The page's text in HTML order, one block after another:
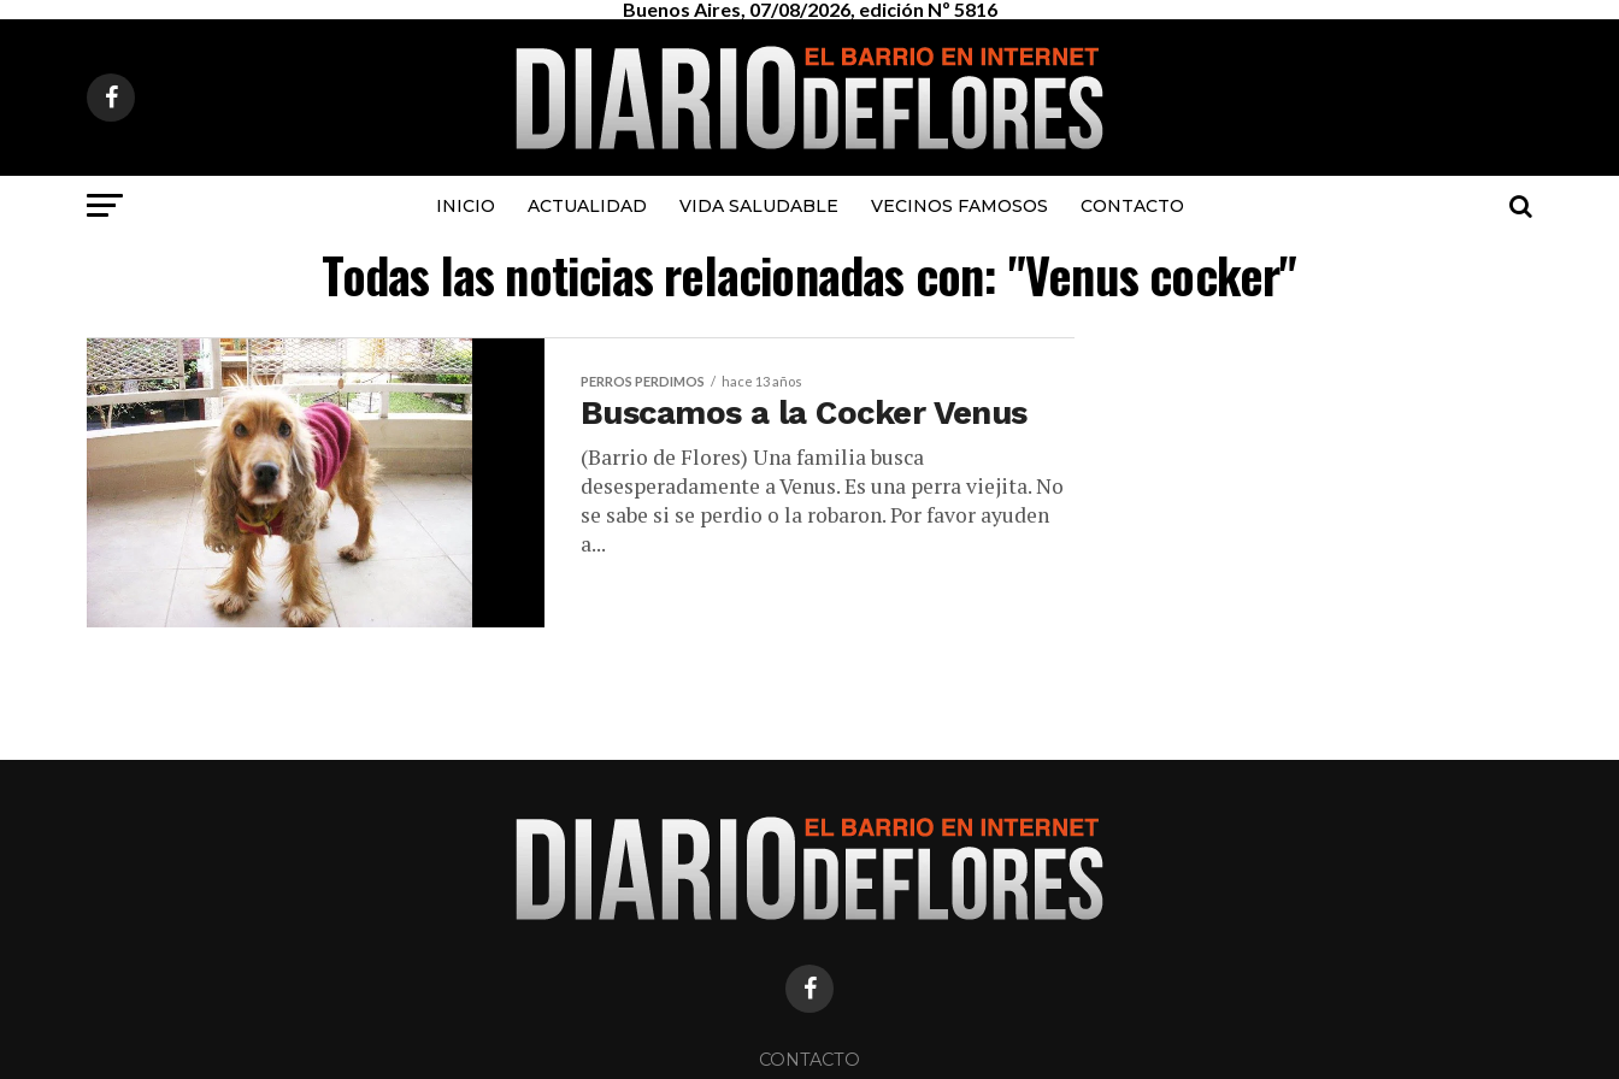
Buenos Aires, 07/08/2026, edición Nº 5816
INICIO ACTUALIDAD VIDA SALUDABLE VECINOS FAMOSOS CONTACTO
Todas las noticias relacionadas con: "Venus cocker"
PERROS PERDIMOS hace 13 años
Buscamos a la Cocker Venus
(Barrio de Flores) Una familia busca
desesperadamente a Venus. Es una perra viejita. No
se sabe si se perdio o la robaron. Por favor ayuden
a...
CONTACTO